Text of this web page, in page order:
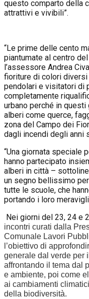
questo comparto della
attrattivi e vivibili”.
“Le prime delle cento
piantumate al centro
l’assessore Andrea
fioriture di colori
pendolari e visitatori di
completamente
urbano perché in
alberi come querce,
zona del Campo dei
dagli incendi degli anni
“Una giornata speciale
hanno partecipato
alberi in città –
un segno bellissimo
tutte le scuole, che
portando i loro
Nei giorni del 23, 24 e
incontri curati dalla
Comunale Lavori
l’obiettivo di
generale dal verde per
affrontando il tema dal
e ambiente, poi come
ai cambiamenti
della biodiversità.